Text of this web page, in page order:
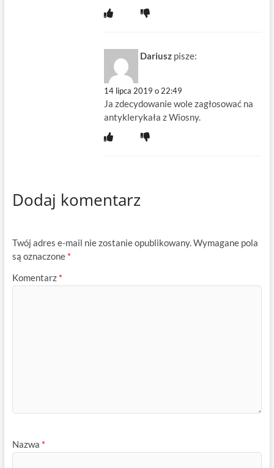
Dariusz pisze:
14 lipca 2019 o 22:49
Ja zdecydowanie wole zagłosować na
antyklerykała z Wiosny.
Dodaj komentarz
Twój adres e-mail nie zostanie opublikowany.Wymagane pola
są oznaczone *
Komentarz *
Nazwa *